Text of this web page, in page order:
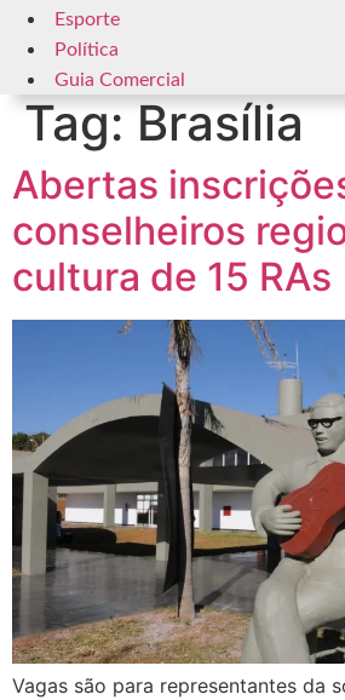
Esporte
Política
Guia Comercial
Tag:Brasília
Abertas
conselheiros
cultura de 15 RAs
Vagas são para representantes da